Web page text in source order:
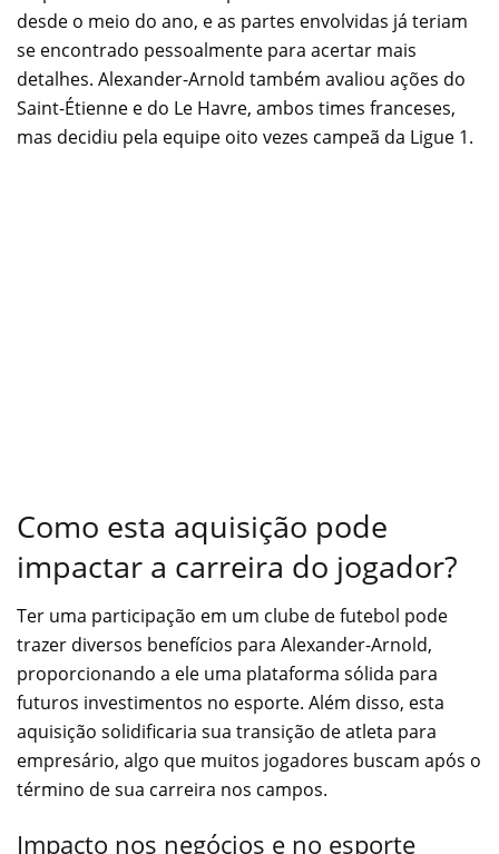
desde o meio do ano, e as partes envolvidas já teriam
se encontrado pessoalmente para acertar mais
detalhes. Alexander-Arnold também avaliou ações do
Saint-Étienne e do Le Havre, ambos times franceses,
mas decidiu pela equipe oito vezes campeã da Ligue 1.
Como esta aquisição pode
impactar a carreira do jogador?
Ter uma participação em um clube de futebol pode
trazer diversos benefícios para Alexander-Arnold,
proporcionando a ele uma plataforma sólida para
futuros investimentos no esporte. Além disso, esta
aquisição solidificaria sua transição de atleta para
empresário, algo que muitos jogadores buscam após o
término de sua carreira nos campos.
Impacto nos negócios e no esporte